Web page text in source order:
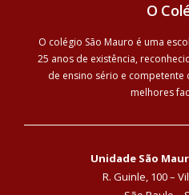
O
O colégio São Mauro é uma
25 anos de existência,
de ensino sério e competente
melhores
Unidade São
R. Guinle, 100 –